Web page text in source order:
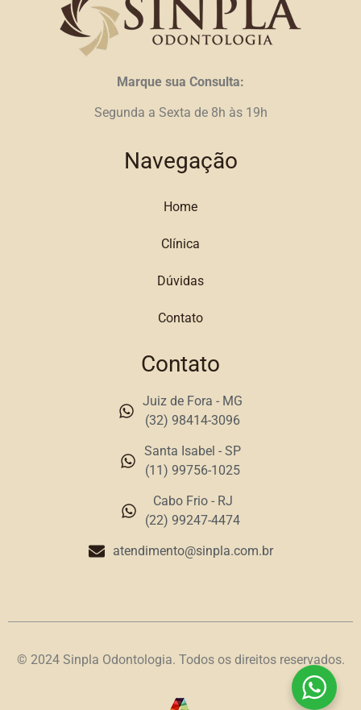
Marque sua Consulta:
Segunda a Sexta de 8h às 19h
Navegação
Home
Clínica
Dúvidas
Contato
Contato
Juiz de Fora - MG
(32) 98414-3096
Santa Isabel - SP
(11) 99756-1025
Cabo Frio - RJ
(22) 99247-4474
atendimento@sinpla.com.br
© 2024 Sinpla Odontologia. Todos os direitos reservados.